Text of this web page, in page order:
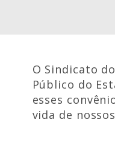
O Sindicato
Público do
esses
vida de